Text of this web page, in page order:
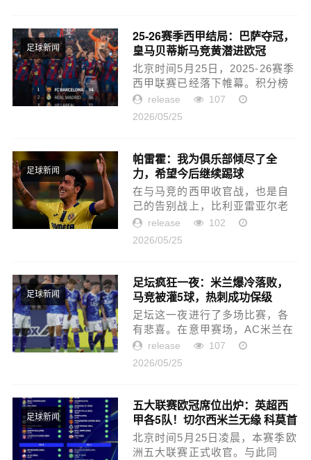
激烈...
足球新闻
25-26赛季西甲结局：巴萨夺冠，
皇马贝蒂斯马竞黄潜进欧冠
北京时间5月25日，2025-26赛季
西甲联赛已经落下帷幕。积分榜
方面，巴萨拿到94分提前三轮成
功夺冠。皇马、黄潜、马竞和皇
release
107
2026/05/25
足球新闻
帕雷霍：我为俱乐部倾尽了全
力，希望今后继续踢球
在与马竞的西甲收官战，也是自
己的告别战上，比利亚雷亚尔老
将帕雷霍以一场5-1的胜利为自己
在黄潜的生涯画上圆满句号，并
release
102
2026/05/25
足球新闻
足坛疯狂一夜：米兰爆冷落败，
马竞被灌5球，热刺成功保级
足坛这一夜进行了多场比赛，各
有悲喜。在意甲赛场，AC米兰在
主场爆冷，以1-2输给了卡利亚
里。这场比赛AC米兰开局非常完
20...
release
107
2026/05/25
足球新闻
五大联赛欧冠席位出炉：英超西
甲各5队！切尔西米兰无缘 科莫首
次参赛
北京时间5月25日凌晨，本赛季欧
洲五大联赛正式收官。与此同